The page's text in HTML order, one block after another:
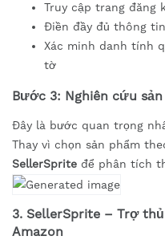
Truy cập trang đăng
Điền đầy đủ thông
Xác minh danh tính
tờ
Bước 3: Nghiên cứu
Đây là bước quan trọng
Thay vì chọn sản phẩm
SellerSprite để phân tích
3. SellerSprite – Trợ
Amazon